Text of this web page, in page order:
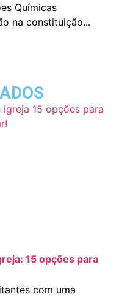
Químicas
na constituição...
15 opções para
com uma